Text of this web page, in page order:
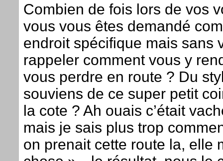
Combien de fois lors de vos
vous vous êtes demandé
endroit spécifique mais sans
rappeler comment vous y
vous perdre en route ? Du
souviens de ce super petit
la cote ? Ah ouais c’était
mais je sais plus trop
on prenait cette route la, elle